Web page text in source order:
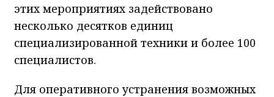
этих мероприятиях задействовано
несколько десятков единиц
специализированной техники и более 100
специалистов.
Для оперативного устранения возможных